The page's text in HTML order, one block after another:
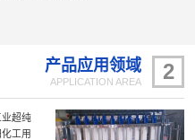
2
产品应用领域
APPLICATION AREA
超纯
工用